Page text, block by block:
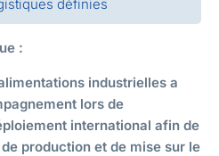
définies
:
industrielles a
lors de
international afin de
production et de mise sur le